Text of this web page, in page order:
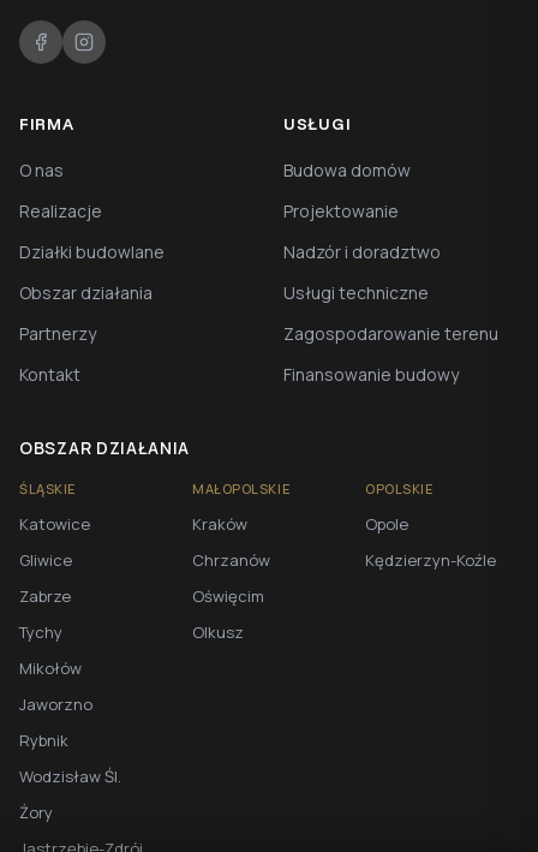
FIRMA
O nas
Realizacje
Działki budowlane
Obszar działania
Partnerzy
Kontakt
USŁUGI
Budowa domów
Projektowanie
Nadzór i doradztwo
Usługi techniczne
Zagospodarowanie terenu
Finansowanie budowy
OBSZAR DZIAŁANIA
ŚLĄSKIE
Katowice
Gliwice
Zabrze
Tychy
Mikołów
Jaworzno
Rybnik
Wodzisław Śl.
Żory
MAŁOPOLSKIE
Kraków
Chrzanów
Oświęcim
Olkusz
OPOLSKIE
Opole
Kędzierzyn-Koźle